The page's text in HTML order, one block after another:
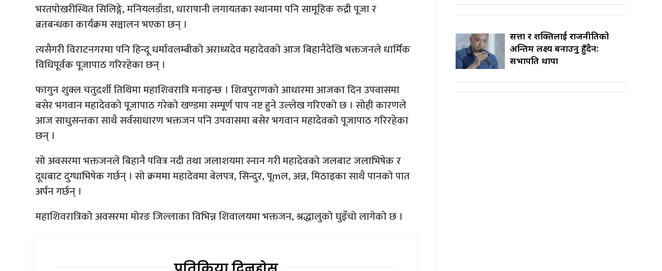
भरतपोखरीस्थित सिलिङ्गे, मनियलडाँडा, धारापानी लगायतका स्थानमा पनि सामूहिक रुद्री पूजा र
ब्रतबन्धका कार्यक्रम सञ्चालन भएका छन् ।
त्यसैगरी विराटनगरमा पनि हिन्दू धर्मावलम्बीको अराध्यदेव महादेवको आज बिहानैदेखि भक्तजनले धार्मिक
विधिपूर्वक पूजापाठ गरिरहेका छन् ।
फागुन शुक्ल चतुदर्शी तिथिमा महाशिवरात्रि मनाइन्छ । शिवपुराणको आधारमा आजका दिन उपवासमा
बसेर भगवान महादेवको पूजापाठ गरेको खण्डमा सम्पूर्ण पाप नष्ट हुने उल्लेख गरिएको छ । सोही कारणले
आज साधुसन्तका साथै सर्वसाधारण भक्तजन पनि उपवासमा बसेर भगवान महादेवको पूजापाठ गरिरहेका
छन् ।
सो अवसरमा भक्तजनले बिहानै पवित्र नदी तथा जलाशयमा स्नान गरी महादेवको जलबाट जलाभिषेक र
दूधबाट दुग्धाभिषेक गर्छन् । सो क्रममा महादेवमा बेलपत्र, सिन्दुर, पूmल, अन्न, मिठाइका साथै पानको पात
अर्पन गर्छन् ।
महाशिवरात्रिको अवसरमा मोरङ जिल्लाका विभिन्न शिवालयमा भक्तजन, श्रद्धालुको घुइँचो लागेको छ ।
सत्ता र शक्तिलाई राजनीतिको
अन्तिम लक्ष्य बनाउनु हुँदैन:
सभापति थापा